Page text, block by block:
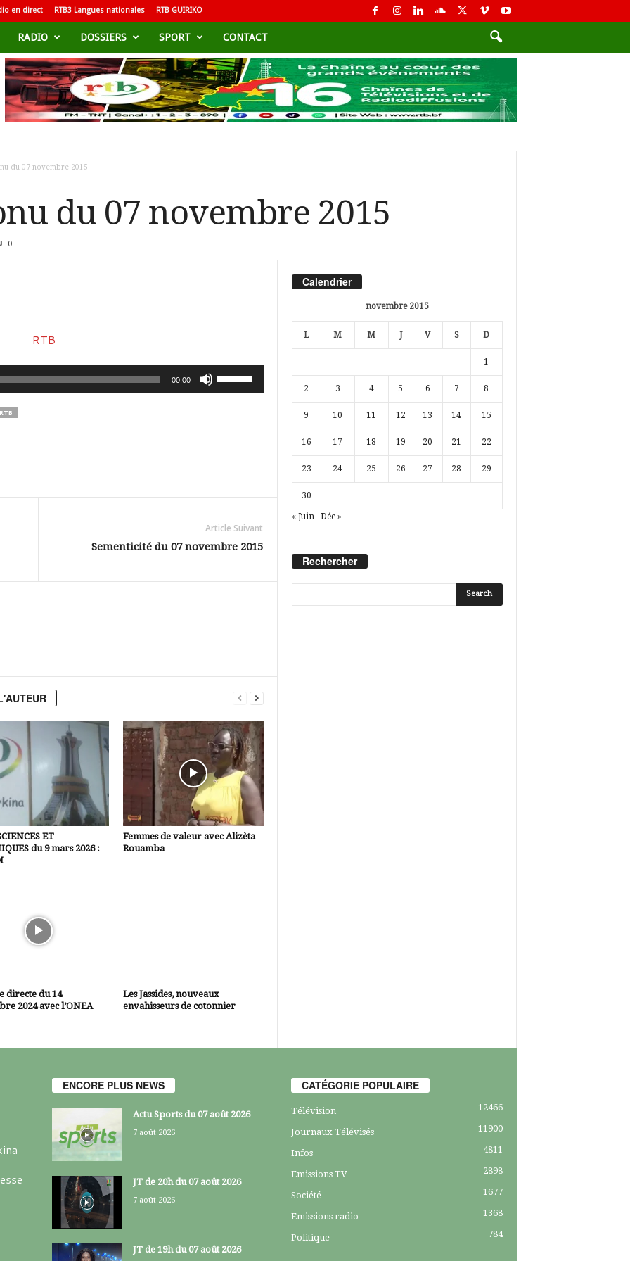
en direct RTB3 Langues nationales RTB GUIRIKO
RADIO DOSSIERS SPORT CONTACT
du 07 novembre 2015
du 07 novembre 2015
0
00:00
Utilisez
les
ou
diminuer
le
RTB
Article Suivant
Sementicité du 07 novembre 2015
ET
du 9 mars 2026 :
Femmes de valeur avec Alizèta
Rouamba
directe du 14
2024 avec l’ONEA
Les Jassides, nouveaux
envahisseurs de cotonnier
Calendrier
novembre 2015
L M M J V S D
1
2 3 4 5 6 7 8
9 10 11 12 13 14 15
16 17 18 19 20 21 22
23 24 25 26 27 28 29
30
« Juin Déc »
Rechercher
ENCORE PLUS NEWS
Actu Sports du 07 août 2026
7 août 2026
JT de 20h du 07 août 2026
7 août 2026
JT de 19h du 07 août 2026
CATÉGORIE POPULAIRE
Télévision 12466
Journaux Télévisés 11900
Infos 4811
Emissions TV 2898
Société 1677
Emissions radio 1368
Politique 784